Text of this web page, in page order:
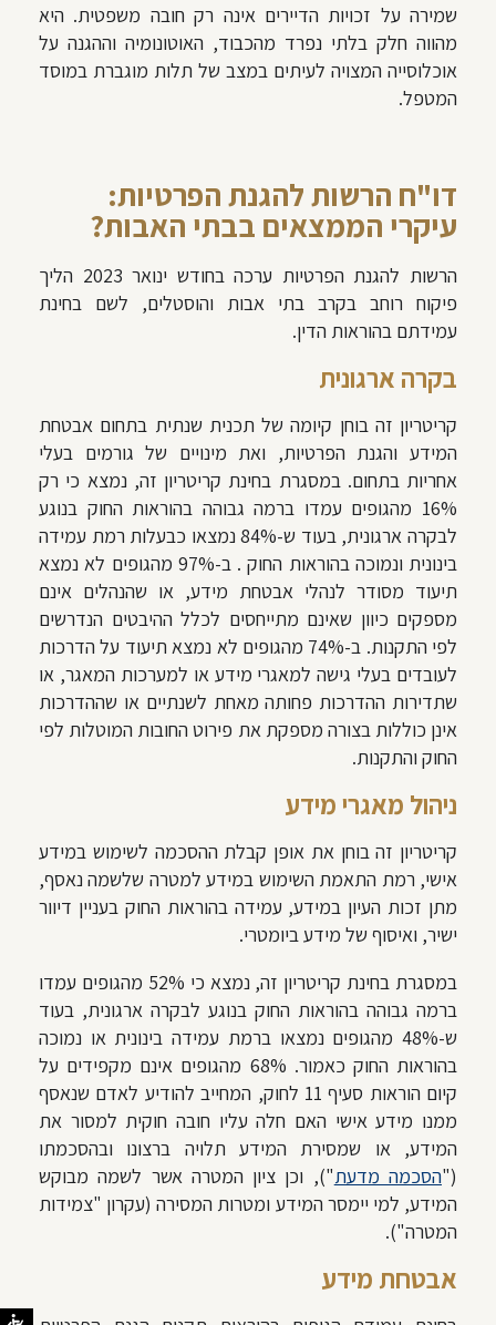
שמירה על זכויות הדיירים אינה רק חובה משפטית. היא
מהווה חלק בלתי נפרד מהכבוד, האוטונומיה וההגנה על
אוכלוסייה המצויה לעיתים במצב של תלות מוגברת במוסד
המטפל.
דו"ח הרשות להגנת הפרטיות:
עיקרי הממצאים בבתי האבות?
הרשות להגנת הפרטיות ערכה בחודש ינואר 2023 הליך
פיקוח רוחב בקרב בתי אבות והוסטלים, לשם בחינת
עמידתם בהוראות הדין.
בקרה ארגונית
קריטריון זה בוחן קיומה של תכנית שנתית בתחום אבטחת
המידע והגנת הפרטיות, ואת מינויים של גורמים בעלי
אחריות בתחום. במסגרת בחינת קריטריון זה, נמצא כי רק
16% מהגופים עמדו ברמה גבוהה בהוראות החוק בנוגע
לבקרה ארגונית, בעוד ש-84% נמצאו כבעלות רמת עמידה
בינונית ונמוכה בהוראות החוק . ב-97% מהגופים
לא נמצא
תיעוד מסודר לנהלי אבטחת מידע, או שהנהלים אינם
מספקים כיוון שאינם מתייחסים לכלל ההיבטים הנדרשים
לפי התקנות. ב-74% מהגופים
לא נמצא תיעוד על הדרכות
לעובדים בעלי גישה למאגרי מידע או למערכות המאגר, או
שתדירות ההדרכות פחותה מאחת לשנתיים או שההדרכות
אינן כוללות בצורה מספקת את פירוט החובות המוטלות לפי
החוק והתקנות.
ניהול מאגרי מידע
קריטריון זה בוחן את אופן קבלת ההסכמה לשימוש במידע
אישי, רמת התאמת השימוש במידע למטרה שלשמה נאסף,
מתן זכות העיון במידע, עמידה בהוראות החוק בעניין דיוור
ישיר, ואיסוף של מידע ביומטרי.
במסגרת בחינת קריטריון זה, נמצא כי 52% מהגופים עמדו
ברמה גבוהה בהוראות החוק בנוגע לבקרה ארגונית, בעוד
ש-48% מהגופים נמצאו ברמת עמידה בינונית או נמוכה
בהוראות החוק כאמור. 68% מהגופים אינם מקפידים על
קיום הוראות סעיף 11 לחוק, המחייב להודיע לאדם שנאסף
ממנו מידע אישי האם חלה עליו חובה חוקית למסור את
המידע, או שמסירת המידע תלויה ברצונו ובהסכמתו
("הסכמה מדעת"), וכן ציון המטרה אשר לשמה מבוקש
המידע, למי יימסר המידע ומטרות המסירה (עקרון "צמידות
המטרה").
אבטחת מידע